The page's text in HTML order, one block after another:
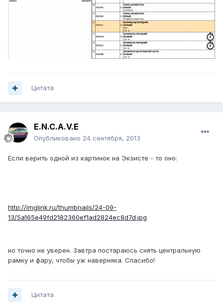
Цитата
E.N.C.A.V.E
Опубликовано 24 сентября, 2013
Если верить одной из картинок на Экзисте - то оно:
http://imglink.ru/thumbnails/24-09-
13/5a165e49fd2182360ef1ad2824ec8d7d.jpg
но точно не уверен. Завтра постараюсь снять центральную
рамку и фару, чтобы уж наверняка. Спасибо!
Цитата